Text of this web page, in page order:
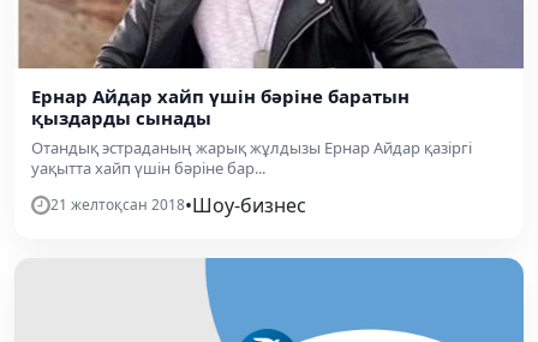
Ернар Айдар хайп үшін бәріне баратын
қыздарды сынады
Отандық эстраданың жарық жұлдызы Ернар Айдар қазіргі
уақытта хайп үшін бәріне бар...
21 желтоқсан 2018•Шоу-бизнес